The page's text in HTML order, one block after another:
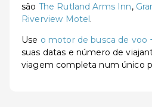
são The Rutland Arms Inn,
Riverview Motel.
Use o motor de busca de voo
suas datas e número de
viagem completa num único